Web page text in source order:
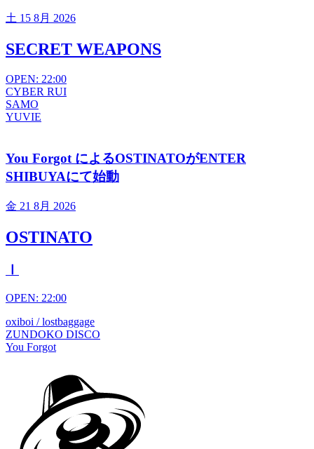
土 15 8月 2026
SECRET WEAPONS
OPEN: 22:00
CYBER RUI
SAMO
YUVIE
You Forgot によるOSTINATOがENTER
SHIBUYAにて始動
金 21 8月 2026
OSTINATO
Ⅰ
OPEN: 22:00
oxiboi / lostbaggage
ZUNDOKO DISCO
You Forgot